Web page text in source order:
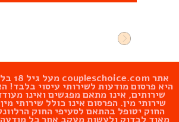
אתרcoupleschoice.com
היא פרסום מודעות לשירותי עיסוי בלבד!
שירותים, אינו מתאם מפגשים ואינו
שירותי מין. הפרסום אינו כולל שירותי
החוק יטופל בהתאם לסעיפי החוק